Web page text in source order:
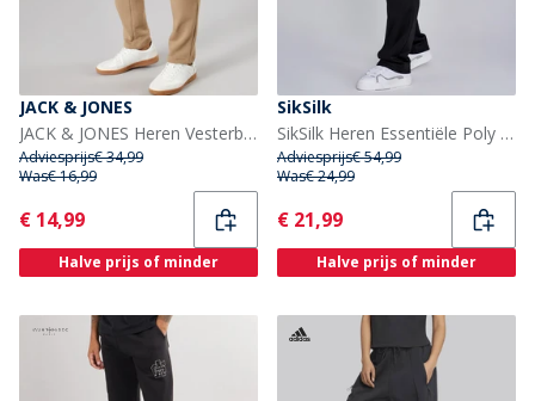
JACK & JONES
JACK & JONES Heren Vesterbro offene Saum Jogginghose Silver Mink/Wit
Adviesprijs€ 34,99
Was€ 16,99
Current
€ 14,99
Halve prijs of minder
SikSilk
SikSilk Heren Essentiële Poly Trainingsbroek Zwart
Adviesprijs€ 54,99
Was€ 24,99
Current
€ 21,99
Halve prijs of minder